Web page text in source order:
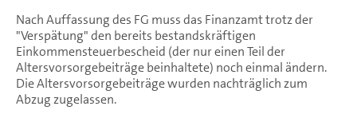
Nach Auffassung des FG muss das Finanzamt trotz der
"Verspätung" den bereits bestandskräftigen
Einkommensteuerbescheid (der nur einen Teil der
Altersvorsorgebeiträge beinhaltete) noch einmal ändern.
Die Altersvorsorgebeiträge wurden nachträglich zum
Abzug zugelassen.